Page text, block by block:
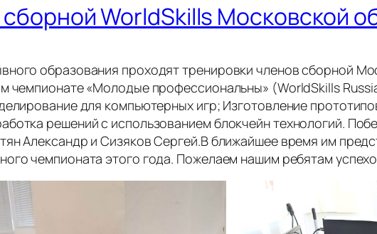
WorldSkills Московской
образования проходят тренировки членов сборной
чемпионате «Молодые профессиональны» (WorldSkills
для компьютерных игр; Изготовление
решений с использованием блокчейн технологий.
Александр и Сизяков Сергей.В ближайшее время им
чемпионата этого года. Пожелаем нашим ребятам